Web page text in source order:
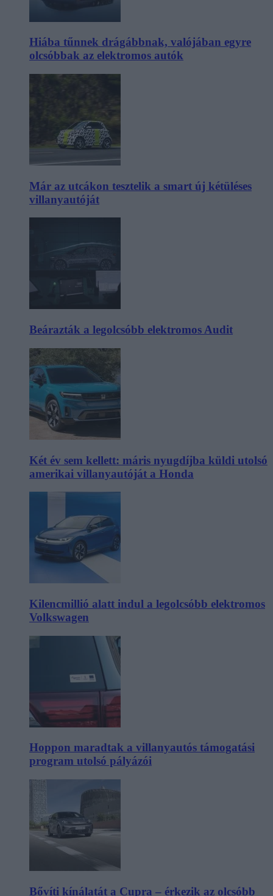
Hiába tűnnek drágábbnak, valójában egyre
olcsóbbak az elektromos autók
Már az utcákon tesztelik a smart új kétüléses
villanyautóját
Beárazták a legolcsóbb elektromos Audit
Két év sem kellett: máris nyugdíjba küldi utolsó
amerikai villanyautóját a Honda
Kilencmillió alatt indul a legolcsóbb elektromos
Volkswagen
Hoppon maradtak a villanyautós támogatási
program utolsó pályázói
Bővíti kínálatát a Cupra – érkezik az olcsóbb